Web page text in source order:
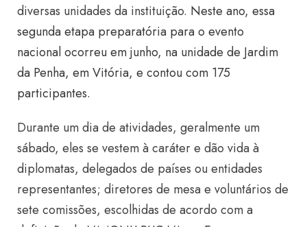
diversas unidades da instituição. Neste ano, essa
segunda etapa preparatória para o evento
nacional ocorreu em junho, na unidade de Jardim
da Penha, em Vitória, e contou com 175
participantes.
Durante um dia de atividades, geralmente um
sábado, eles se vestem à caráter e dão vida à
diplomatas, delegados de países ou entidades
representantes; diretores de mesa e voluntários de
sete comissões, escolhidas de acordo com a